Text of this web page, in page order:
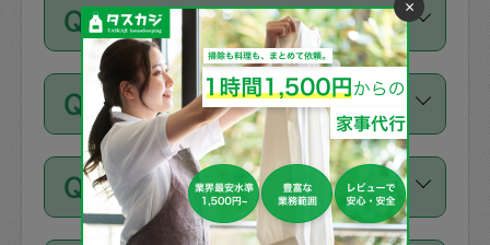
万が一、依頼した時間帯と作業時間が１
時間も被らない場合、損害保険の対象外
となりますので、ご注意ください。
社員など様々なバックグラウンドの方が
登録しています。
また外国人の方は英語しか話せない方、
日本語も話せる方など様々です。
バックグラウンドや得意分野はプロフィ
ールに記載していますので、各自の得意
分野を見極めて、目的に合わせてお仕事
確認しています。タスカジさんトレーニ
ング動画を使ったセルフトレーニングの
のち、タスカジモニター宅にて３時間の
現場トライアルを受け、合格したタスカ
ジさんが活動されています。
※テストセンターの講評は１件目のレビュ
ーとして記載されていますので依頼の際
を通して成立した作業時間内での作業に
適用されます。作業範囲は、掃除、洗
濯、料理、作り置き、整理収納、買い物
です。作業中に物を壊したり、人にけが
をさせたりした場合が対象で、補償金額
は対物1000万円、対人1億円が上限で
す。
何日前まで依頼できますか？
ご依頼は、現在を起点に3日後（72時間
以降）の日時から受付可能となっていま
す。
ただし、72時間を切った直前の日程では
タスカジさんへ「募集」をかけることが
可能です。
キャンセル料はかかりますか？
キャンセル料には、以下の2種類がありま
す。
お試し利用はできますか？
×